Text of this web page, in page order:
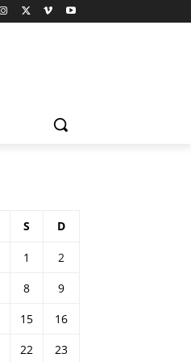
S D
1
2
8
9
15
16
22 23